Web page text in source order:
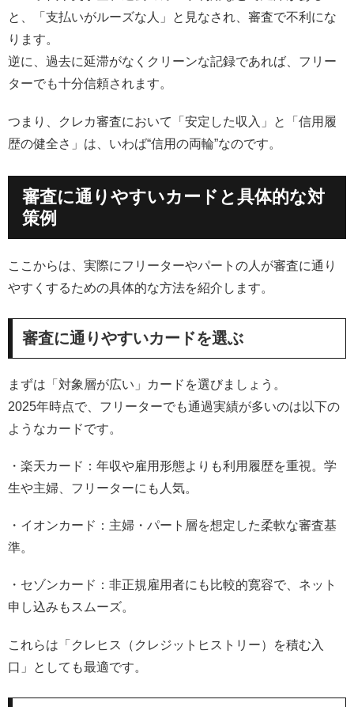
と、「支払いがルーズな人」と見なされ、審査で不利にな
ります。
逆に、過去に延滞がなくクリーンな記録であれば、フリー
ターでも十分信頼されます。
つまり、クレカ審査において「安定した収入」と「信用履
歴の健全さ」は、いわば“信用の両輪”なのです。
審査に通りやすいカードと具体的な対
策例
ここからは、実際にフリーターやパートの人が審査に通り
やすくするための具体的な方法を紹介します。
審査に通りやすいカードを選ぶ
まずは「対象層が広い」カードを選びましょう。
2025年時点で、フリーターでも通過実績が多いのは以下の
ようなカードです。
・楽天カード：年収や雇用形態よりも利用履歴を重視。学
生や主婦、フリーターにも人気。
・イオンカード：主婦・パート層を想定した柔軟な審査基
準。
・セゾンカード：非正規雇用者にも比較的寛容で、ネット
申し込みもスムーズ。
これらは「クレヒス（クレジットヒストリー）を積む入
口」としても最適です。